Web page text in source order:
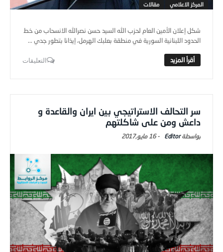
المركز الاعلامي مقالات
شكل إعلان الأمين العام لحزب الله السيد حسن نصرالله الانسحاب من خط
الحدود اللبنانية السورية في منطقة بعلبك الهرمل، إيذانا بتطور جدي ...
التعليقات
سر التحالف الاستراتيجي بين ايران والقاعدة و
داعش ومن على شاكلتهم
Editor
-16 مايو,2017